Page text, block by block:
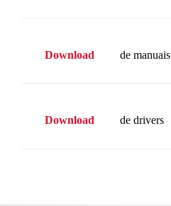
Download de manuais
Download de drivers